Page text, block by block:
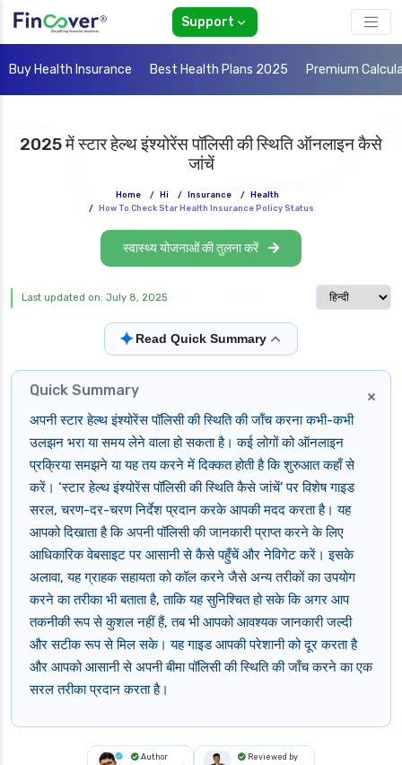
Support
Buy Health Insurance Best Health Plans 2025 Premium
2025 में स्टार हेल्थ इंश्योरेंस पॉलिसी की स्थिति ऑनलाइन कैसे
जांचें
Home / Hi / Insurance /
Health
/
How To Check Star Health Insurance Policy Status
स्वास्थ्य योजनाओं की तुलना करें
Select
Last updated on: July 8, 2025
✦Read Quick Summary
×
Quick Summary
अपनी स्टार हेल्थ इंश्योरेंस पॉलिसी की स्थिति की जाँच करना कभी-कभी
उलझन भरा या समय लेने वाला हो सकता है। कई लोगों को ऑनलाइन
प्रक्रिया समझने या यह तय करने में दिक्कत होती है कि शुरुआत कहाँ से
करें। ‘स्टार हेल्थ इंश्योरेंस पॉलिसी की स्थिति कैसे जांचें’ पर विशेष गाइड
सरल, चरण-दर-चरण निर्देश प्रदान करके आपकी मदद करता है। यह
आपको दिखाता है कि अपनी पॉलिसी की जानकारी प्राप्त करने के लिए
आधिकारिक वेबसाइट पर आसानी से कैसे पहुँचें और नेविगेट करें। इसके
अलावा, यह ग्राहक सहायता को कॉल करने जैसे अन्य तरीकों का उपयोग
करने का तरीका भी बताता है, ताकि यह सुनिश्चित हो सके कि अगर आप
तकनीकी रूप से कुशल नहीं हैं, तब भी आपको आवश्यक जानकारी जल्दी
और सटीक रूप से मिल सके। यह गाइड आपकी परेशानी को दूर करता है
और आपको आसानी से अपनी बीमा पॉलिसी की स्थिति की जाँच करने का एक
सरल तरीका प्रदान करता है।
Author
Reviewed by